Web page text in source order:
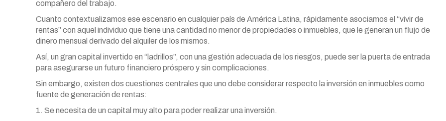
compañero del trabajo.
Cuanto contextualizamos ese escenario en cualquier país de América Latina, rápidamente asociamos el “vivir de
rentas” con aquel individuo que tiene una cantidad no menor de propiedades o inmuebles, que le generan un flujo de
dinero mensual derivado del alquiler de los mismos.
Así, un gran capital invertido en “ladrillos”, con una gestión adecuada de los riesgos, puede ser la puerta de entrada
para asegurarse un futuro financiero próspero y sin complicaciones.
Sin embargo, existen dos cuestiones centrales que uno debe considerar respecto la inversión en inmuebles como
fuente de generación de rentas:
1. Se necesita de un capital muy alto para poder realizar una inversión.